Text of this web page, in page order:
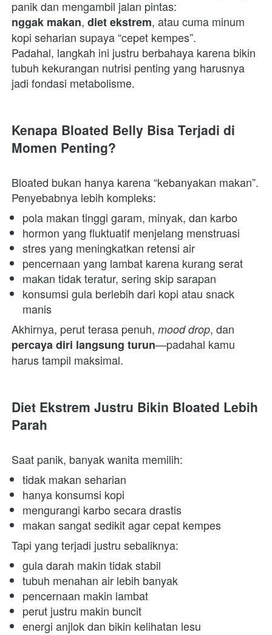
nggak makan, diet ekstrem, atau cuma minum
kopi seharian supaya “cepet kempes”.
Padahal, langkah ini justru berbahaya karena bikin
tubuh kekurangan nutrisi penting yang harusnya
jadi fondasi metabolisme.
Kenapa Bloated Belly Bisa Terjadi di
Momen Penting?
Bloated bukan hanya karena “kebanyakan makan”.
Penyebabnya lebih kompleks:
pola makan tinggi garam, minyak, dan karbo
hormon yang fluktuatif menjelang menstruasi
stres yang meningkatkan retensi air
pencernaan yang lambat karena kurang serat
makan tidak teratur, sering skip sarapan
konsumsi gula berlebih dari kopi atau snack
manis
Akhirnya, perut terasa penuh, mood drop
percaya diri langsung turun—padahal kamu
harus tampil maksimal.
Diet Ekstrem Justru Bikin Bloated Lebih
Parah
Saat panik, banyak wanita memilih:
tidak makan seharian
hanya konsumsi kopi
mengurangi karbo secara drastis
makan sangat sedikit agar cepat kempes
Tapi yang terjadi justru sebaliknya:
gula darah makin tidak stabil
tubuh menahan air lebih banyak
pencernaan makin lambat
perut justru makin buncit
energi anjlok dan bikin kelihatan lesu